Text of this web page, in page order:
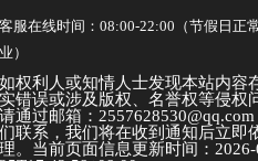
客服在线时间：08:00-22:00（节假日正
业）
如权利人或知情人士发现本站内容
实错误或涉及版权、名誉权等侵权
请通过邮箱：
们联系，我们将在收到通知后立即
理。当前页面信息更新时间：